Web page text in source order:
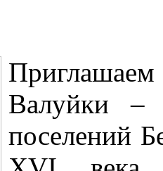
Валуйки –
поселений